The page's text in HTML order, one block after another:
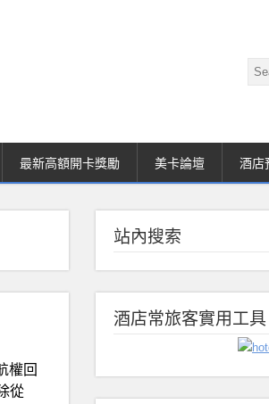
最新高額開卡獎勵 美卡論壇 酒店
權回
從
站內搜索
酒店常旅客實用工具